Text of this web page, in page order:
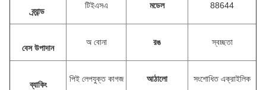
ব্র্যান্ড
টিইএসএ মডেল 88644
বেস উপাদান
অ বোনা রঙ স্বচ্ছতা
ব্যাকিং
পিই লেপযুক্ত কাগজ আঠালো সংশোধিত এক্রাইলিক